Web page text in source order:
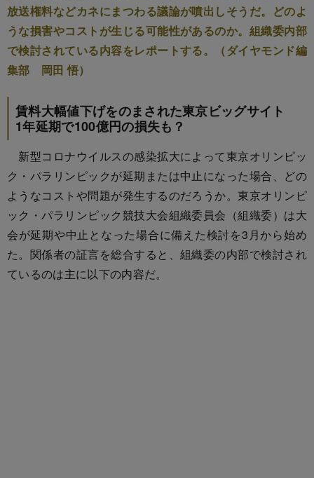
放送権料などカネにまつわる議論が噴出しそうだ。どのよ
うな損害やコストが生じる可能性があるのか。組織委内部
で検討されている内容をレポートする。（ダイヤモンド編
集部 岡田 悟）
賃料大幅値下げをのまされた東京ビッグサイト
1年延期で100億円の損失も？
新型コロナウイルスの感染拡大によって東京オリンピッ
ク・パラリンピックが延期または中止になった場合、どの
ようなコストや問題が発生するのだろうか。東京オリンピ
ック・パラリンピック競技大会組織委員会（組織委）は大
会が延期や中止となった場合に備えた検討を3月から始め
た。関係者の証言を総合すると、組織委の内部で検討され
ているのは主に以下の内容だ。